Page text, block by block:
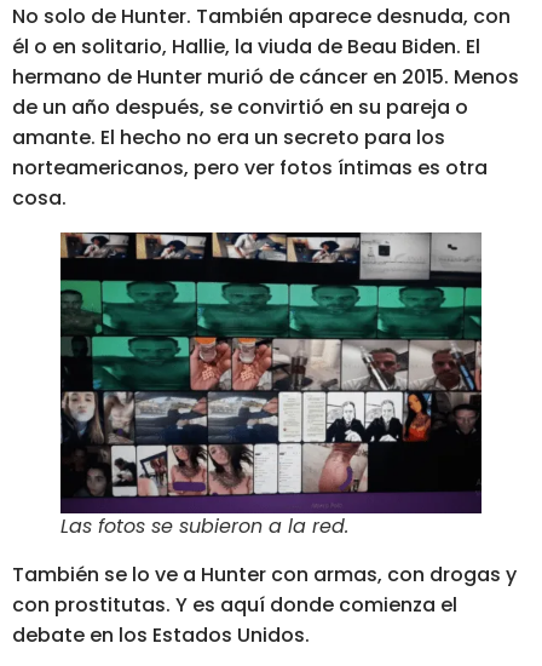
No solo de Hunter. También aparece desnuda, con
él o en solitario, Hallie, la viuda de Beau Biden. El
hermano de Hunter murió de cáncer en 2015. Menos
de un año después, se convirtió en su pareja o
amante. El hecho no era un secreto para los
norteamericanos, pero ver fotos íntimas es otra
cosa.
Las fotos se subieron a la red.
También se lo ve a Hunter con armas, con drogas y
con prostitutas. Y es aquí donde comienza el
debate en los Estados Unidos.